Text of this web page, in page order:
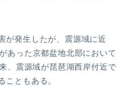
が発生したが、震源域に近
あった京都盆地北部において
、震源域が琵琶湖西岸付近で
こともある。